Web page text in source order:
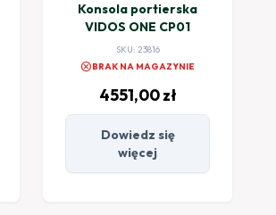
Konsola portierska
VIDOS ONE CP01
SKU: 23816
cancelBRAK NA MAGAZYNIE
4551,00zł
Dowiedz się
więcej